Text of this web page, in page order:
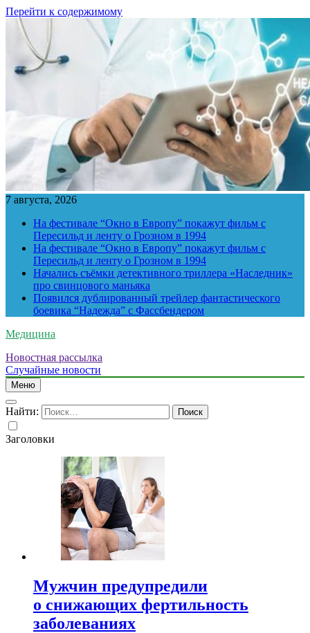
Перейти к содержимому
7 августа, 2026
На фестивале “Окно в Европу” покажут фильм с
Пересильд и ленту о Грозном в 1994
На фестивале “Окно в Европу” покажут фильм с
Пересильд и ленту о Грозном в 1994
Начались съёмки детективного триллера «Наследник»
про свинцового маньяка
Появился дублированный трейлер фантастического
боевика “Надежда” с Фассбендером
Медицина
Новостная рассылка
Случайные новости
Меню
Найти:
Заголовки
Мужчин предупредили
о снижающих фертильность
заболеваниях